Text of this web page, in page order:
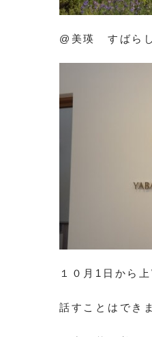
@美瑛 すばら
１０月1日から
話すことはでき